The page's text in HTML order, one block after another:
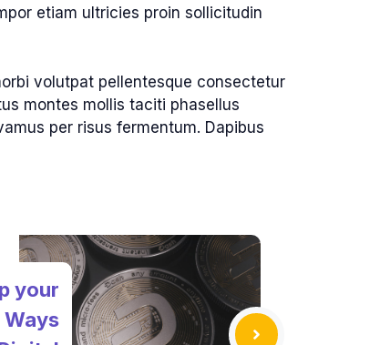
etiam ultricies proin sollicitudin
volutpat pellentesque consectetur
montes mollis taciti phasellus
per risus fermentum. Dapibus
your